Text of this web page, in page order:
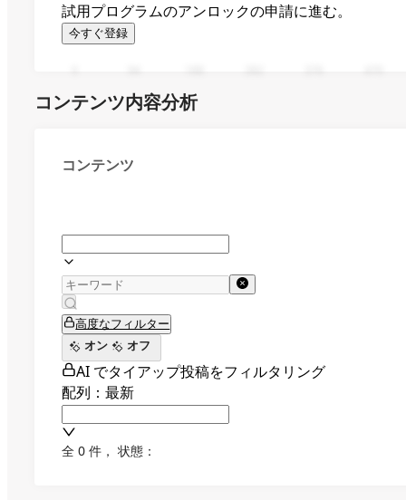
試用プログラムのアンロックの申請に進む。
今すぐ登録
コンテンツ内容分析
コンテンツ
高度なフィルター
オン
オフ
AI でタイアップ投稿をフィルタリング
配列：最新
全 0 件 ， 状態：